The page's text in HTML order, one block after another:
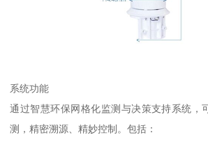
系统功能
通过智慧环保网格化监测与决策支持系统，
测，精密溯源、精妙控制。包括：